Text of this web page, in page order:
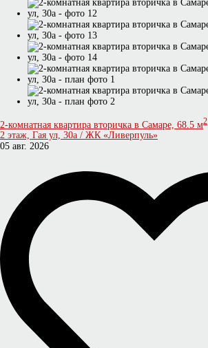
2-комнатная квартира вторичка в Самаре, 68.5 м2
2 этаж, Гая ул, 30а / ЖК «Ливерпуль»
05 авг. 2026